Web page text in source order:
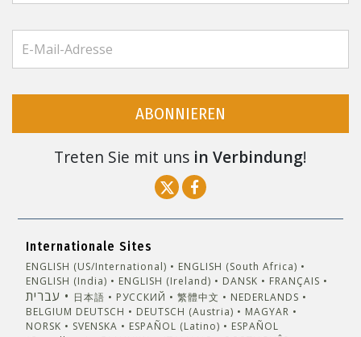
ABONNIEREN
Treten Sie mit uns in Verbindung!
Internationale Sites
ENGLISH (US/International)
ENGLISH (South Africa)
ENGLISH (India)
ENGLISH (Ireland) DANSK FRANÇAIS
עברית 日本語 РУССКИЙ 繁體中文
NEDERLANDS
BELGIUM DEUTSCH DEUTSCH (Austria)
MAGYAR
NORSK
SVENSKA ESPAÑOL (Latino)
ESPAÑOL